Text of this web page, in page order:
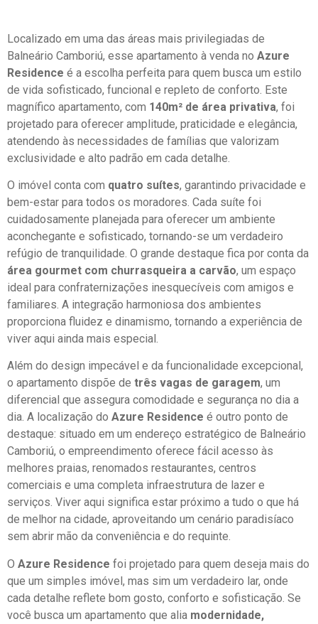
Localizado em uma das áreas mais privilegiadas de
Balneário Camboriú, esse apartamento à venda no Azure
Residence é a escolha perfeita para quem busca um estilo
de vida sofisticado, funcional e repleto de conforto. Este
magnífico apartamento, com 140m² de área privativa, foi
projetado para oferecer amplitude, praticidade e elegância,
atendendo às necessidades de famílias que valorizam
exclusividade e alto padrão em cada detalhe.
O imóvel conta com quatro suítes, garantindo privacidade e
bem-estar para todos os moradores. Cada suíte foi
cuidadosamente planejada para oferecer um ambiente
aconchegante e sofisticado, tornando-se um verdadeiro
refúgio de tranquilidade. O grande destaque fica por conta da
área gourmet com churrasqueira a carvão, um espaço
ideal para confraternizações inesquecíveis com amigos e
familiares. A integração harmoniosa dos ambientes
proporciona fluidez e dinamismo, tornando a experiência de
viver aqui ainda mais especial.
Além do design impecável e da funcionalidade excepcional,
o apartamento dispõe de três vagas de garagem, um
diferencial que assegura comodidade e segurança no dia a
dia. A localização do Azure Residence é outro ponto de
destaque: situado em um endereço estratégico de Balneário
Camboriú, o empreendimento oferece fácil acesso às
melhores praias, renomados restaurantes, centros
comerciais e uma completa infraestrutura de lazer e
serviços. Viver aqui significa estar próximo a tudo o que há
de melhor na cidade, aproveitando um cenário paradisíaco
sem abrir mão da conveniência e do requinte.
O Azure Residence foi projetado para quem deseja mais do
que um simples imóvel, mas sim um verdadeiro lar, onde
cada detalhe reflete bom gosto, conforto e sofisticação. Se
você busca um apartamento que alia modernidade,